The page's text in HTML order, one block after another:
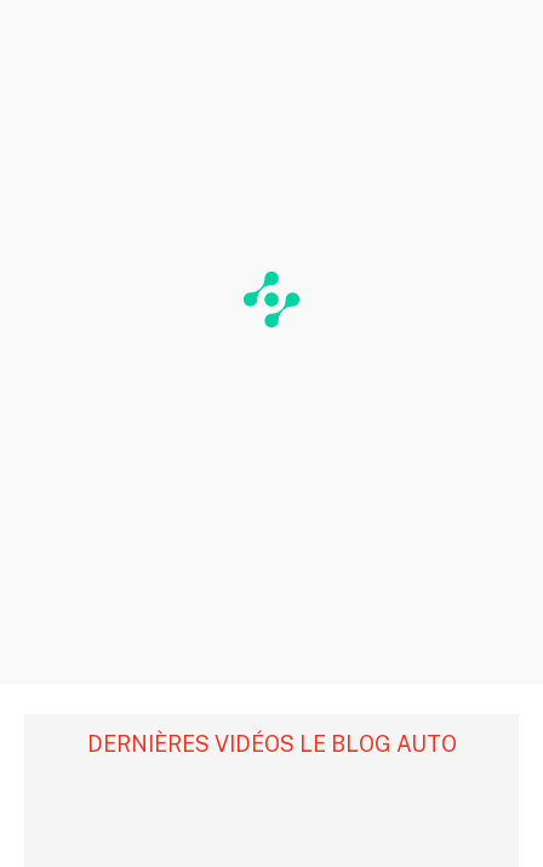
DERNIÈRES VIDÉOS LE BLOG AUTO